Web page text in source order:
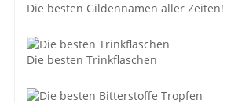
Die besten Gildennamen aller Zeiten!
Die besten Trinkflaschen